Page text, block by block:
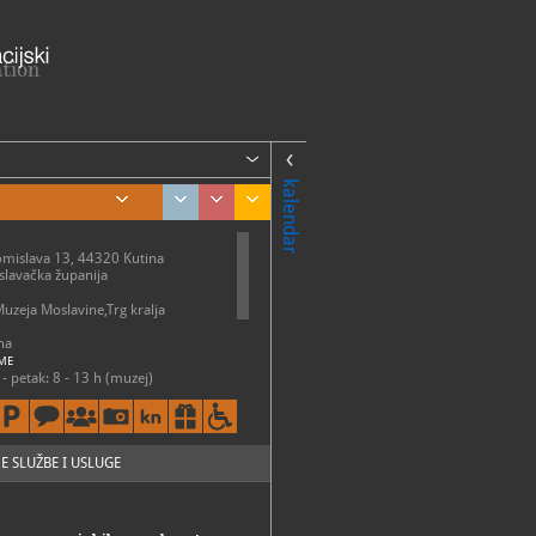
kalendar
13, 44320 Kutina
županija
Moslavine,Trg kralja
petak: 8 - 13 h (muzej)
13 i 17 - 19 h (galerija)
548 (tajništvo), 044/625-147
569
moslavine.hr
SLUŽBE I USLUGE